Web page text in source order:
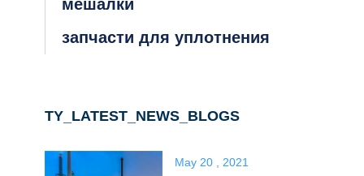
мешалки
запчасти для уплотнения
TY_LATEST_NEWS_BLOGS
May 20 , 2021